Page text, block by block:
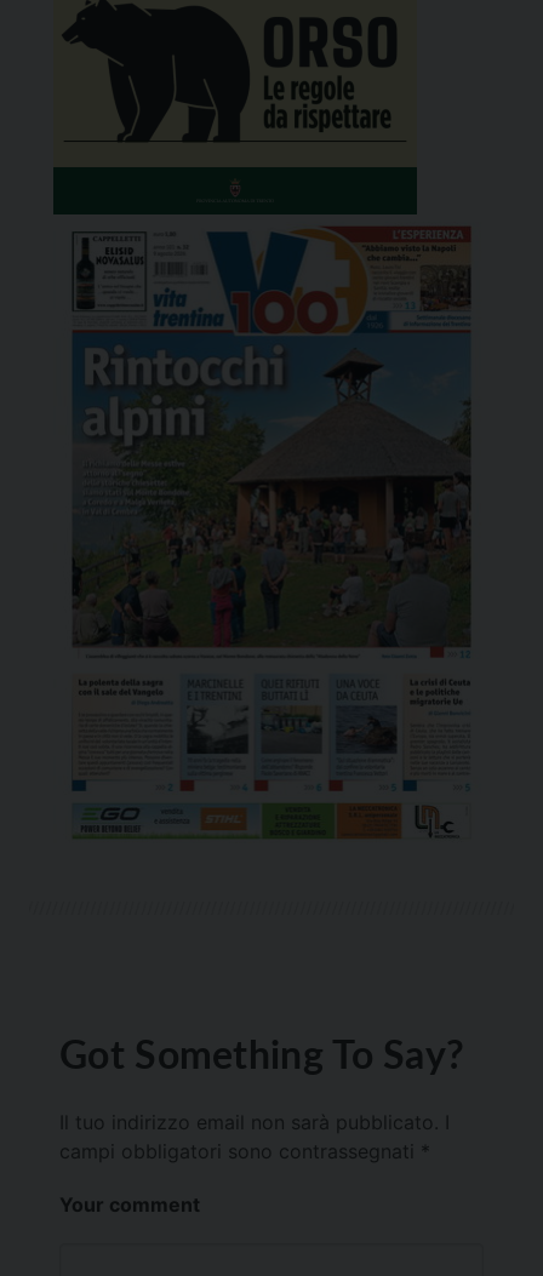
Got Something To Say?
Il tuo indirizzo email non sarà pubblicato.
campi obbligatori sono contrassegnati *
Your comment